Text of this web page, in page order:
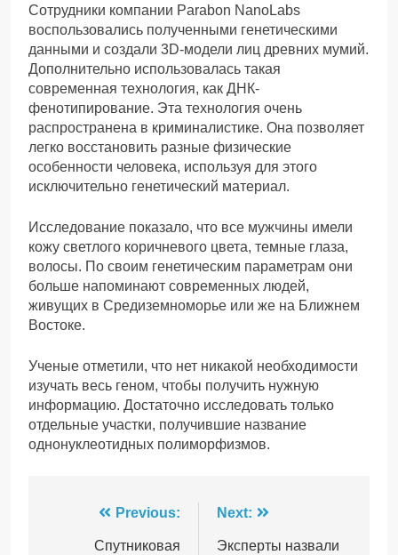
Сотрудники компании Parabon NanoLabs
воспользовались полученными генетическими
данными и создали 3D-модели лиц древних мумий.
Дополнительно использовалась такая
современная технология, как ДНК-
фенотипирование. Эта технология очень
распространена в криминалистике. Она позволяет
легко восстановить разные физические
особенности человека, используя для этого
исключительно генетический материал.
Исследование показало, что все мужчины имели
кожу светлого коричневого цвета, темные глаза,
волосы. По своим генетическим параметрам они
больше напоминают современных людей,
живущих в Средиземноморье или же на Ближнем
Востоке.
Ученые отметили, что нет никакой необходимости
изучать весь геном, чтобы получить нужную
информацию. Достаточно исследовать только
отдельные участки, получившие название
однонуклеотидных полиморфизмов.
Навігація
записів
Previous:
Спутниковая
Next:
Эксперты назвали